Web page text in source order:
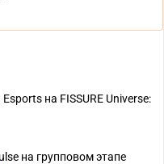
на FISSURE Universe:
на групповом этапе